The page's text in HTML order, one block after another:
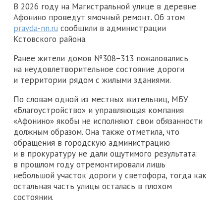
В 2026 году на Магистральной улице в деревне
Афонино проведут ямочный ремонт. Об этом
pravda-nn.ru сообщили в администрации
Кстовского района.
Ранее жители домов №308−313 пожаловались
на неудовлетворительное состояние дороги
и территории рядом с жилыми зданиями.
По словам одной из местных жительниц, МБУ
«Благоустройство» и управляющая компания
«Афонино» якобы не исполняют свои обязанности
должным образом. Она также отметила, что
обращения в городскую администрацию
и в прокуратуру не дали ощутимого результата:
в прошлом году отремонтировали лишь
небольшой участок дороги у светофора, тогда как
остальная часть улицы осталась в плохом
состоянии.